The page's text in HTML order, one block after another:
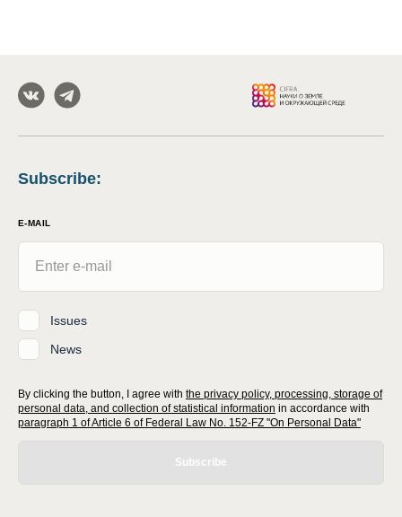
Subscribe:
E-MAIL
Issues
News
By clicking the button, I agree with the privacy policy, processing, storage of
personal data, and collection of statistical information in accordance with
paragraph 1 of Article 6 of Federal Law No. 152-FZ "On Personal Data"
Subscribe